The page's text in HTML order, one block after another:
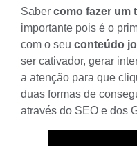
Saber como fazer um
importante pois é o
com o seu conteúdo
ser cativador, gerar
a atenção para que
duas formas de
através do SEO e dos